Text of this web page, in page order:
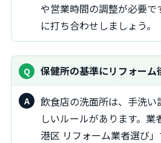
や営業時間の調整が必要で
に打ち合わせしましょう。
保健所の基準にリフォー
飲食店の洗面所は、手洗い設備・衛生基準に厳
しいルールがあります。
港区 リフォーム業者選び